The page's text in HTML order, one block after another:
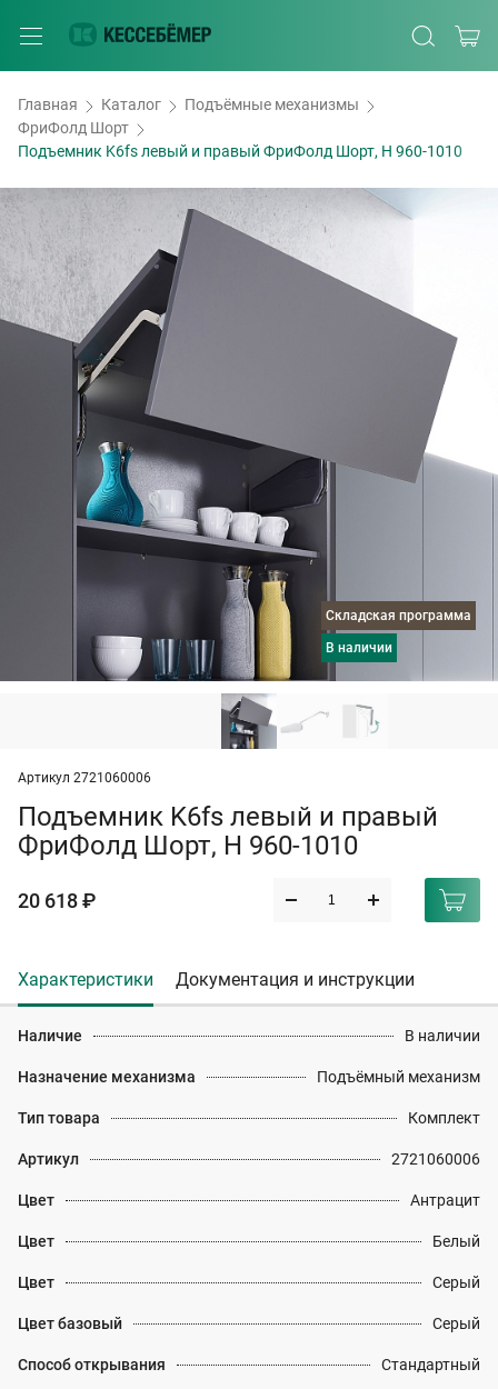
Главная Каталог
Подъёмные механизмы
ФриФолд Шорт
Подъемник K6fs левый и правый ФриФолд Шорт, H 960-1010
Складская программа
в наличии
Артикул 2721060006
Подъемник K6fs левый и правый
ФриФолд Шорт, H 960-1010
20 618 ₽
Характеристики Документация и инструкции
Наличие В наличии
Назначение механизма Подъёмный механизм
Тип товара Комплект
Артикул 2721060006
Цвет Антрацит
Цвет Белый
Цвет Серый
Цвет базовый Серый
Способ открывания Стандартный